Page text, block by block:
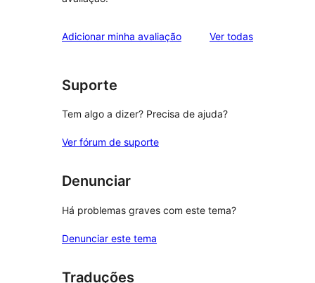
Adicionar minha avaliação Ver todasavaliações
Suporte
Tem algo a dizer? Precisa de ajuda?
Ver fórum de suporte
Denunciar
Há problemas graves com este tema?
Denunciar este tema
Traduções